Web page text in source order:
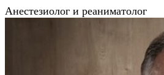
Aнестезиолог и реаниматолог